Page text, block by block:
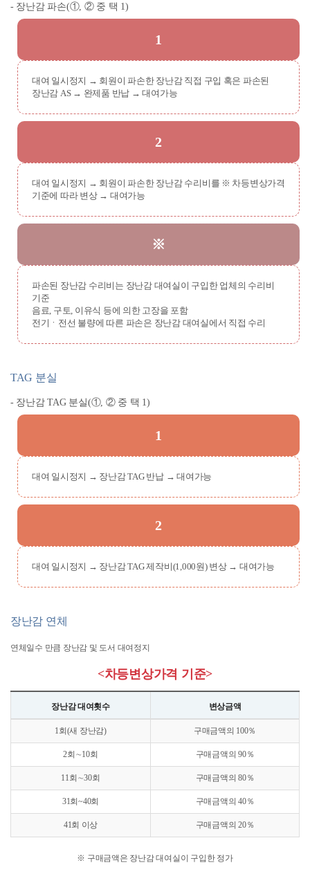
- 장난감 파손(①, ② 중 택 1)
1
대여 일시정지 → 회원이 파손한 장난감 직접 구입 혹은 파손된
장난감 AS → 완제품 반납 → 대여가능
2
대여 일시정지 → 회원이 파손한 장난감 수리비를 ※ 차등변상가격
기준에 따라 변상 → 대여가능
※
파손된 장난감 수리비는 장난감 대여실이 구입한 업체의 수리비
기준
음료, 구토, 이유식 등에 의한 고장을 포함
전기ㆍ전선 불량에 따른 파손은 장난감 대여실에서 직접 수리
TAG 분실
- 장난감 TAG 분실(①, ② 중 택 1)
1
대여 일시정지 → 장난감 TAG 반납 → 대여가능
2
대여 일시정지 → 장난감 TAG 제작비(1,000원) 변상 → 대여가능
장난감 연체
연체일수 만큼 장난감 및 도서 대여정지
<차등변상가격 기준>
장난감 대여횟수 변상금액
1회(새 장난감) 구매금액의 100％
2회∼10회 구매금액의 90％
11회∼30회 구매금액의 80％
31회~40회 구매금액의 40％
41회 이상 구매금액의 20％
※ 구매금액은 장난감 대여실이 구입한 정가